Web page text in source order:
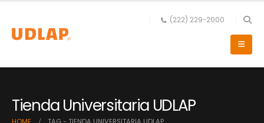
(222) 229-2000
Tienda Universitaria UDLAP